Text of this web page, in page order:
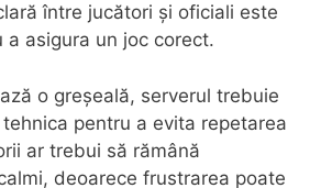
între jucători și oficiali este
a asigura un joc corect.
o greșeală, serverul trebuie
pentru a evita repetarea
ar trebui să rămână
deoarece frustrarea poate